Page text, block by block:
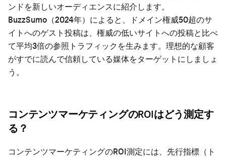
ンドを新しいオーディエンスに紹介します。
BuzzSumo（2024年）によると、ドメイン権威50超のサ
イトへのゲスト投稿は、権威の低いサイトへの投稿と比べ
て平均3倍の参照トラフィックを生みます。理想的な顧客
がすでに読んで信頼している媒体をターゲットにしましょ
う。
コンテンツマーケティングのROIはどう測定す
る？
コンテンツマーケティングのROI測定には、先行指標（ト